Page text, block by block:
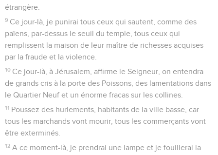
étrangère.
9 Ce jour-là, je punirai tous ceux qui sautent, comme des
païens, par-dessus le seuil du temple, tous ceux qui
remplissent la maison de leur maître de richesses acquises
par la fraude et la violence.
10 Ce jour-là, à Jérusalem, affirme le Seigneur, on entendra
de grands cris à la porte des Poissons, des lamentations dans
le Quartier Neuf et un énorme fracas sur les collines.
11 Poussez des hurlements, habitants de la ville basse, car
tous les marchands vont mourir, tous les commerçants vont
être exterminés.
12 A ce moment-là, je prendrai une lampe et je fouillerai la